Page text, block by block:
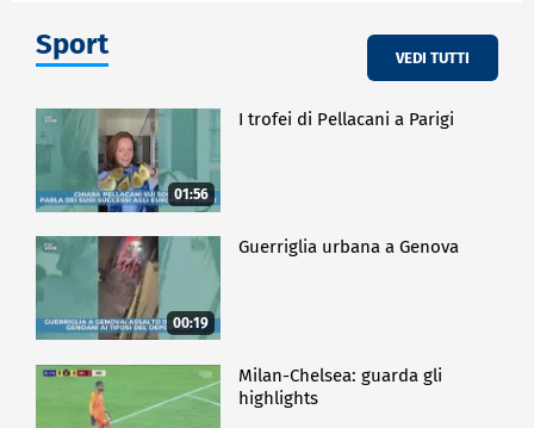
Sport VEDI TUTTI
01:56
I trofei di Pellacani a Parigi
00:19
Guerriglia urbana a Genova
Milan-Chelsea: guarda gli
highlights